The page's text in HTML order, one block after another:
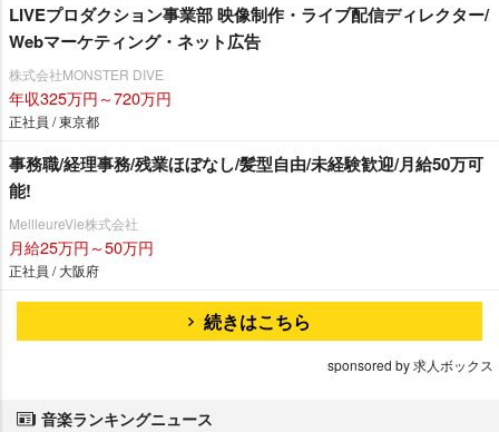
LIVEプロダクション事業部 映像制作・ライブ配信ディレクター/
Webマーケティング・ネット広告
株式会社MONSTER DIVE
年収325万円～720万円
正社員 / 東京都
事務職/経理事務/残業ほぼなし/髪型自由/未経験歓迎/月給50万可
能!
MeilleureVie株式会社
月給25万円～50万円
正社員 / 大阪府
続きはこちら
sponsored by 求人ボックス
音楽ランキングニュース